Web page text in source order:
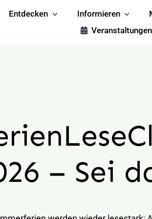
Entdecken Informieren
Veranstaltungen
– Sei